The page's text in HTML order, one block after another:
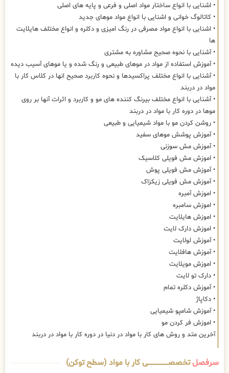
• اشنایی با انواع ساختار مواد اصلی و فرعی و پایه های اصلی
• کاتالوگ خوانی و اشنایی با انواع مواد موهای جدید
• اشنایی با انواع مواد مصرفی در رنگ امیزی و دکلره و انواع مختلف هایلایت
ها
• آشنایی با نحوه صحیح مشاوره به مشتری
• آموزش استفاده از مواد در موهای طبیعی و رنگ شده و یا موهای آسیب دیده
• آشنایی با انواع مختلف پراکسیدها و نحوه کاربرد صحیح انها در کلاس کار با
مواد در دربند
• آشنایی با انواع مختلف بیرنگ کننده های مو و کاربرد و اثرات آنها بر روی
موها در دوره کار با مواد در دربند
• روشن کردن مو با مواد شیمیایی و طبیعی
• آموزش پوشش موهای سفید
• آموزش مش سوزنی
• اموزش مش فویلی کلاسیک
• آموزش مش فویلی پوش
• آموزش مش فویلی زیکزاک
• اموزش آمبره
• اموزش سامبره
• اموزش هایلایت
• اموزش دارک لایت
• آموزش لولایت
• آموزش هافلایت
• اموزش مویلایت
• دارک تو لایت
• آموزش دکلره تمام
• دکاپاژ
• آموزش شامپو شیمیایی
• اموزش فر کردن مو
آخرین متد و روش های کار با مواد در دنیا در دوره کار با مواد در دربند
سرفصلتخصصــــــــــــــــــــی کار با مواد (سطح توکن)